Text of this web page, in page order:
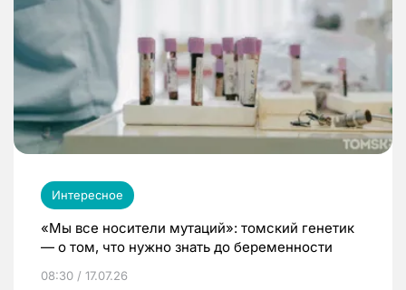
Интересное
«Мы все носители мутаций»: томский генетик
— о том, что нужно знать до беременности
08:30 / 17.07.26